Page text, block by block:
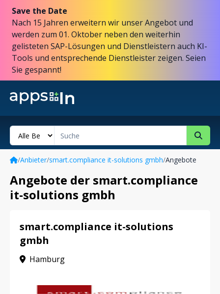
Save the Date
Nach 15 Jahren erweitern wir unser Angebot und
werden zum 01. Oktober neben den weiterhin
gelisteten SAP-Lösungen und Dienstleistern auch KI-
Tools und entsprechende Dienstleister zeigen. Seien
Sie gespannt!
/Anbieter/smart.compliance it-solutions gmbh/Angebote
Angebote der smart.compliance
it-solutions gmbh
smart.compliance it-solutions
gmbh
Hamburg